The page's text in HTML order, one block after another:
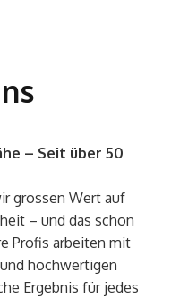
– Seit über 50
grossen Wert auf
– und das schon
Profis arbeiten mit
hochwertigen
Ergebnis für jedes